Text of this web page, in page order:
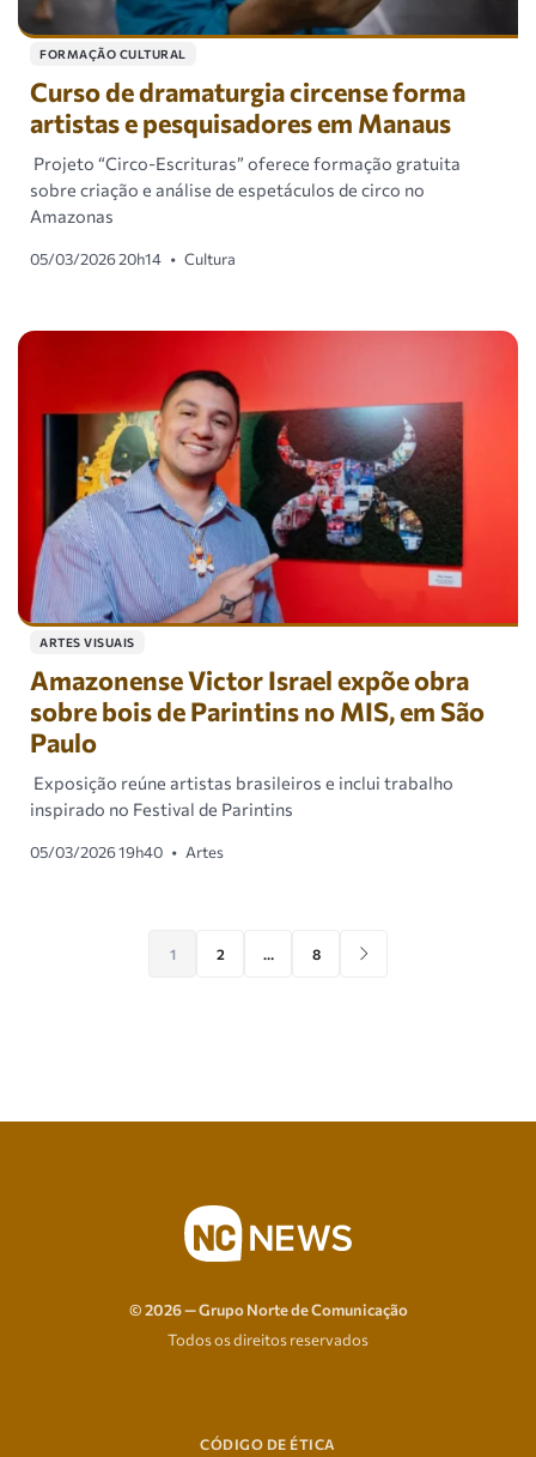
FORMAÇÃO CULTURAL
Curso de dramaturgia circense forma
artistas e pesquisadores em Manaus
Projeto “Circo-Escrituras” oferece formação gratuita
sobre criação e análise de espetáculos de circo no
Amazonas
05/03/2026 20h14 • Cultura
ARTES VISUAIS
Amazonense Victor Israel expõe obra
sobre bois de Parintins no MIS, em São
Paulo
Exposição reúne artistas brasileiros e inclui trabalho
inspirado no Festival de Parintins
05/03/2026 19h40 • Artes
1 2 … 8
© 2026 — Grupo Norte de Comunicação
Todos os direitos reservados
CÓDIGO DE ÉTICA